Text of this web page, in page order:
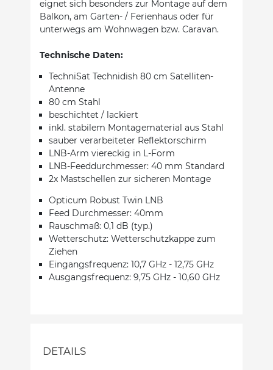
eignet sich besonders zur Montage auf dem
Balkon, am Garten- / Ferienhaus oder für
unterwegs am Wohnwagen bzw. Caravan.
Technische Daten:
TechniSat Technidish 80 cm Satelliten-
Antenne
80 cm Stahl
beschichtet / lackiert
inkl. stabilem Montagematerial aus Stahl
sauber verarbeiteter Reflektorschirm
LNB-Arm viereckig in L-Form
LNB-Feeddurchmesser: 40 mm Standard
2x Mastschellen zur sicheren Montage
Opticum Robust Twin LNB
Feed Durchmesser: 40mm
Rauschmaß: 0,1 dB (typ.)
Wetterschutz: Wetterschutzkappe zum
Ziehen
Eingangsfrequenz: 10,7 GHz - 12,75 GHz
Ausgangsfrequenz: 9,75 GHz - 10,60 GHz
DETAILS